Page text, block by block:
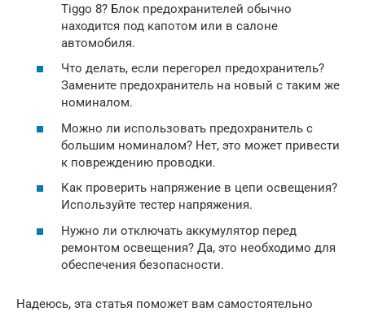
Tiggo 8? Блок предохранителей обычно
находится под капотом или в салоне
автомобиля.
Что делать, если перегорел предохранитель?
Замените предохранитель на новый с таким же
номиналом.
Можно ли использовать предохранитель с
большим номиналом? Нет, это может привести
к повреждению проводки.
Как проверить напряжение в цепи освещения?
Используйте тестер напряжения.
Нужно ли отключать аккумулятор перед
ремонтом освещения? Да, это необходимо для
обеспечения безопасности.
Надеюсь, эта статья поможет вам самостоятельно